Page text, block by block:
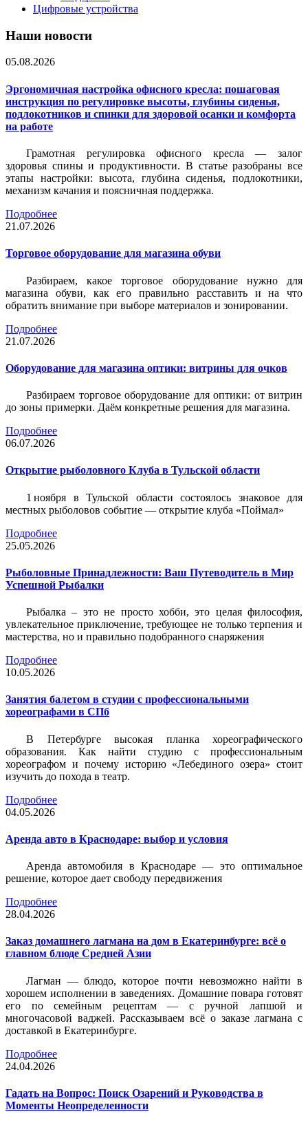
Цифровые устройства
Наши новости
05.08.2026
Эргономичная настройка офисного кресла: пошаговая
инструкция по регулировке высоты, глубины сиденья,
подлокотников и спинки для здоровой осанки и комфорта
на работе
Грамотная регулировка офисного кресла — залог
здоровья спины и продуктивности. В статье разобраны все
этапы настройки: высота, глубина сиденья, подлокотники,
механизм качания и поясничная поддержка.
Подробнее
21.07.2026
Торговое оборудование для магазина обуви
Разбираем, какое торговое оборудование нужно для
магазина обуви, как его правильно расставить и на что
обратить внимание при выборе материалов и зонировании.
Подробнее
21.07.2026
Оборудование для магазина оптики: витрины для очков
Разбираем торговое оборудование для оптики: от витрин
до зоны примерки. Даём конкретные решения для магазина.
Подробнее
06.07.2026
Открытие рыболовного Клуба в Тульской области
1 ноября в Тульской области состоялось знаковое для
местных рыболовов событие — открытие клуба «Поймал»
Подробнее
25.05.2026
Рыболовные Принадлежности: Ваш Путеводитель в Мир
Успешной Рыбалки
Рыбалка – это не просто хобби, это целая философия,
увлекательное приключение, требующее не только терпения и
мастерства, но и правильно подобранного снаряжения
Подробнее
10.05.2026
Занятия балетом в студии с профессиональными
хореографами в СПб
В Петербурге высокая планка хореографического
образования. Как найти студию с профессиональным
хореографом и почему историю «Лебединого озера» стоит
изучить до похода в театр.
Подробнее
04.05.2026
Аренда авто в Краснодаре: выбор и условия
Аренда автомобиля в Краснодаре — это оптимальное
решение, которое дает свободу передвижения
Подробнее
28.04.2026
Заказ домашнего лагмана на дом в Екатеринбурге: всё о
главном блюде Средней Азии
Лагман — блюдо, которое почти невозможно найти в
хорошем исполнении в заведениях. Домашние повара готовят
его по семейным рецептам — с ручной лапшой и
многочасовой ваджей. Рассказываем всё о заказе лагмана с
доставкой в Екатеринбурге.
Подробнее
24.04.2026
Гадать на Вопрос: Поиск Озарений и Руководства в
Моменты Неопределенности